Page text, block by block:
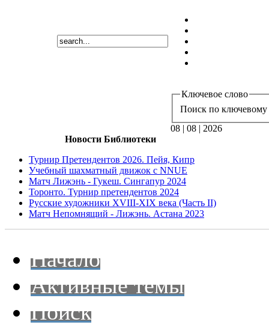
Ключевое слово
Поиск по ключевому
08 | 08 | 2026
Новости Библиотеки
Турнир Претендентов 2026. Пейя, Кипр
Учебный шахматный движок с NNUE
Матч Лижэнь - Гукеш. Сингапур 2024
Торонто. Турнир претендентов 2024
Русские художники XVIII-XIX века (Часть II)
Матч Непомнящий - Лижэнь. Астана 2023
Начало
Активные темы
Поиск